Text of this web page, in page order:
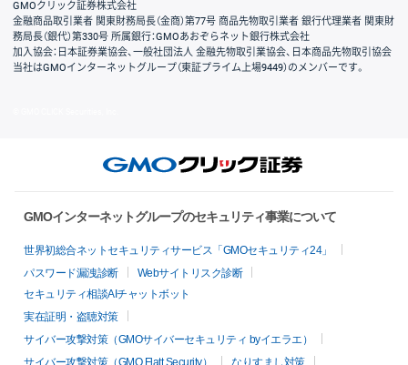
GMOクリック証券株式会社
金融商品取引業者 関東財務局長（金商）第77号 商品先物取引業者 銀行代理業者 関東財
務局長（銀代）第330号 所属銀行：GMOあおぞらネット銀行株式会社
加入協会：日本証券業協会、一般社団法人 金融先物取引業協会、日本商品先物取引協会
当社はGMOインターネットグループ（東証プライム上場9449）のメンバーです。
GMOインターネットグループのセキュリティ事業について
世界初総合ネットセキュリティサービス「GMOセキュリティ24」
パスワード漏洩診断
Webサイトリスク診断
セキュリティ相談AIチャットボット
実在証明・盗聴対策
サイバー攻撃対策（GMOサイバーセキュリティ byイエラエ）
サイバー攻撃対策（GMO Flatt Security）
なりすまし対策